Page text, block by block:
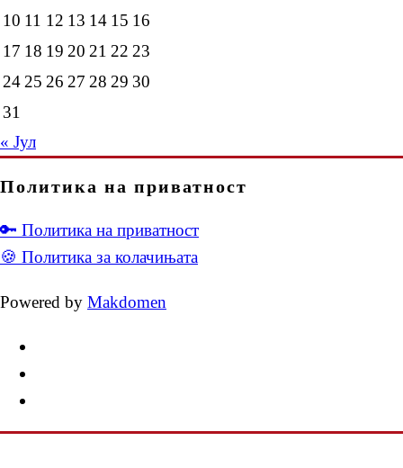
10 11 12 13 14 15 16
17 18 19 20 21 22 23
24 25 26 27 28 29 30
31
« Јул
Политика на приватност
🔑 Политика на приватност
🍪 Политика за колачињата
Powered by Makdomen